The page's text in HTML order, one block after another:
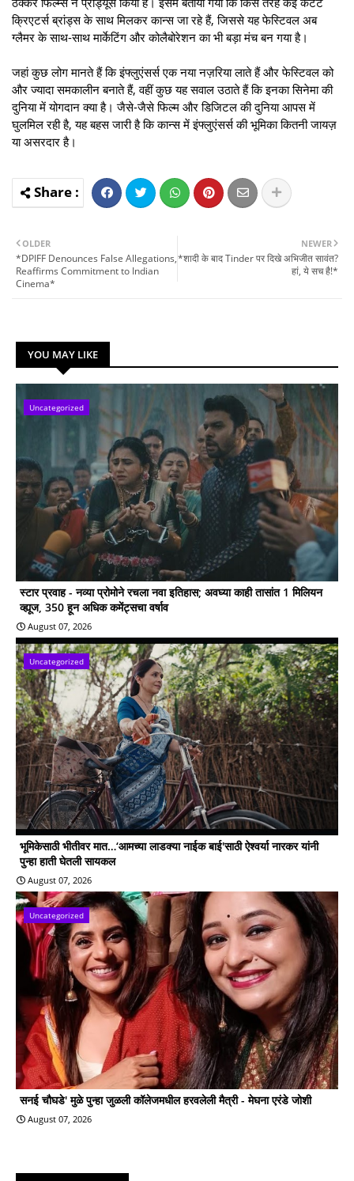
क्रिएटर्स ब्रांड्स के साथ मिलकर कान्स जा रहे हैं, जिससे यह फेस्टिवल अब
ग्लैमर के साथ-साथ मार्केटिंग और कोलैबोरेशन का भी बड़ा मंच बन गया है।
जहां कुछ लोग मानते हैं कि इंफ्लुएंसर्स एक नया नज़रिया लाते हैं और फेस्टिवल को
और ज्यादा समकालीन बनाते हैं, वहीं कुछ यह सवाल उठाते हैं कि इनका सिनेमा की
दुनिया में योगदान क्या है। जैसे-जैसे फिल्म और डिजिटल की दुनिया आपस में
घुलमिल रही है, यह बहस जारी है कि कान्स में इंफ्लुएंसर्स की भूमिका कितनी जायज़
या असरदार है।
NEWER
*शादी के बाद Tinder पर दिखे अभिजीत सावंत?
हां, ये सच है!*
OLDER
*DPIFF Denounces False Allegations,
Reaffirms Commitment to Indian
Cinema*
YOU MAY LIKE
Uncategorized
स्टार प्रवाह - नव्या प्रोमोने रचला नवा इतिहास; अवघ्या काही तासांत 1 मिलियन
व्ह्यूज, 350 हून अधिक कमेंट्सचा वर्षाव
August 07, 2026
Uncategorized
भूमिकेसाठी भीतीवर मात…‘आमच्या लाडक्या नाईक बाई'साठी ऐश्वर्या नारकर यांनी
पुन्हा हाती घेतली सायकल
August 07, 2026
Uncategorized
सनई चौघडे' मुळे पुन्हा जुळली कॉलेजमधील हरवलेली मैत्री - मेघना एरंडे जोशी
August 07, 2026